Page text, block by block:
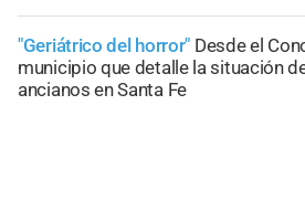
"Geriátrico del horror" Desde el
municipio que detalle la situación
ancianos en Santa Fe